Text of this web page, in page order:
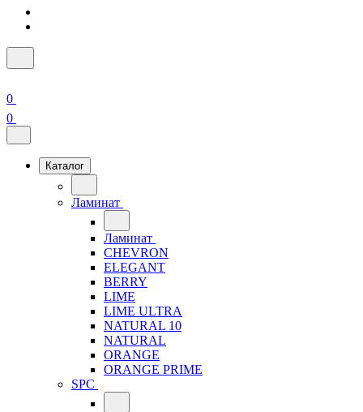
0
0
Каталог
Ламинат
Ламинат
CHEVRON
ELEGANT
BERRY
LIME
LIME ULTRA
NATURAL 10
NATURAL
ORANGE
ORANGE PRIME
SPC